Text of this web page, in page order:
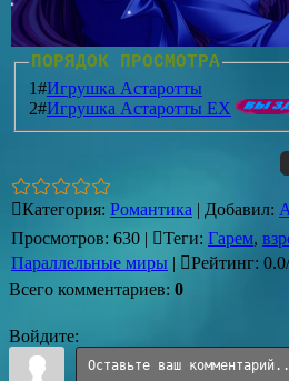
ПОРЯДОК ПРОСМОТРА
1#Игрушка Астаротты
2#Игрушка Астаротты EX
Категория: Романтика | Добавил:
Просмотров: 630 | Теги: Гарем,
Параллельные миры | Рейтинг: 0.0/
Всего комментариев: 0
Войдите: